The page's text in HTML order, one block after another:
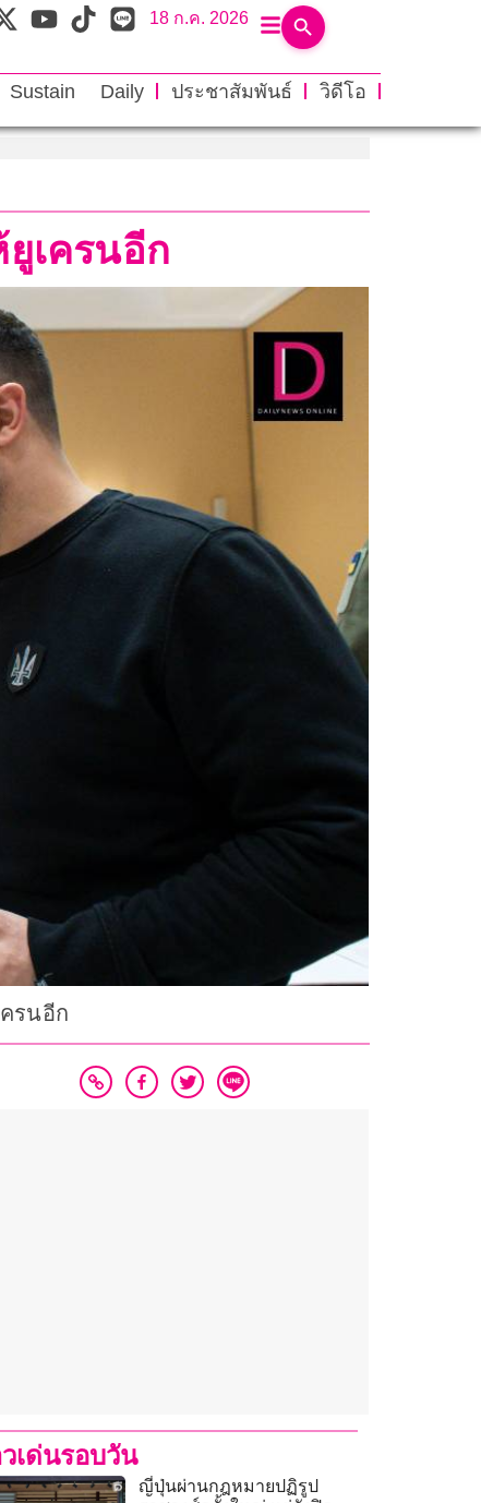
18 ก.ค. 2026
Sustain Daily ประชาสัมพันธ์
วิดีโอ
เครนอีก
รนอีก
เด่นรอบวัน
ญี่ปุ่นผ่านกฎหมายปฏิรูป